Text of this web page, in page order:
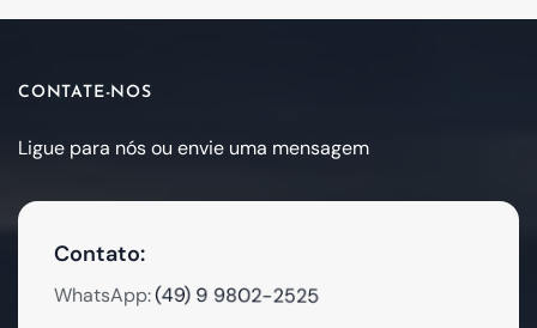
CONTATE-NOS
Ligue para nós ou envie uma mensagem
Contato:
WhatsApp:(49) 9 9802-2525